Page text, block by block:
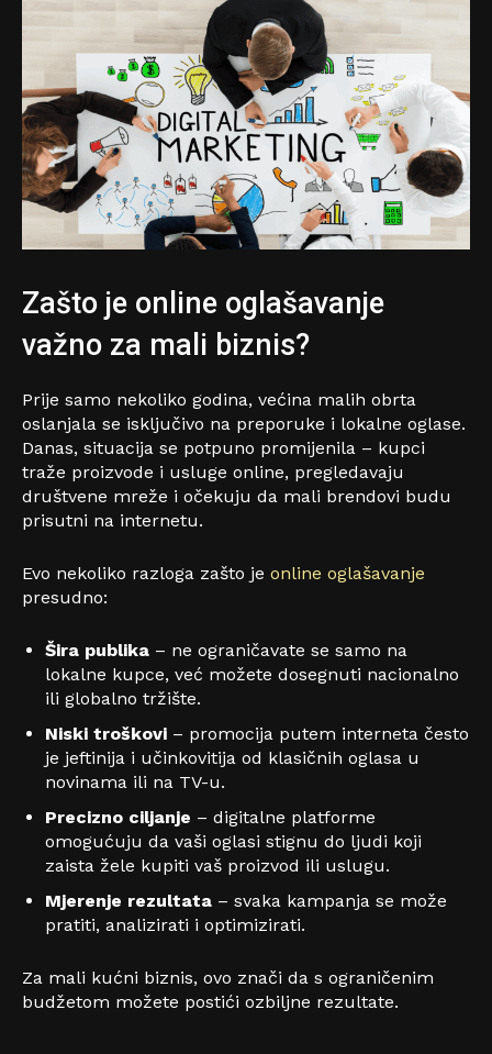
Zašto je online oglašavanje
važno za mali biznis?
Prije samo nekoliko godina, većina malih obrta
oslanjala se isključivo na preporuke i lokalne oglase.
Danas, situacija se potpuno promijenila – kupci
traže proizvode i usluge online, pregledavaju
društvene mreže i očekuju da mali brendovi budu
prisutni na internetu.
Evo nekoliko razloga zašto je online oglašavanje
presudno:
Šira publika – ne ograničavate se samo na
lokalne kupce, već možete dosegnuti nacionalno
ili globalno tržište.
Niski troškovi – promocija putem interneta često
je jeftinija i učinkovitija od klasičnih oglasa u
novinama ili na TV-u.
Precizno ciljanje – digitalne platforme
omogućuju da vaši oglasi stignu do ljudi koji
zaista žele kupiti vaš proizvod ili uslugu.
Mjerenje rezultata – svaka kampanja se može
pratiti, analizirati i optimizirati.
Za mali kućni biznis, ovo znači da s ograničenim
budžetom možete postići ozbiljne rezultate.